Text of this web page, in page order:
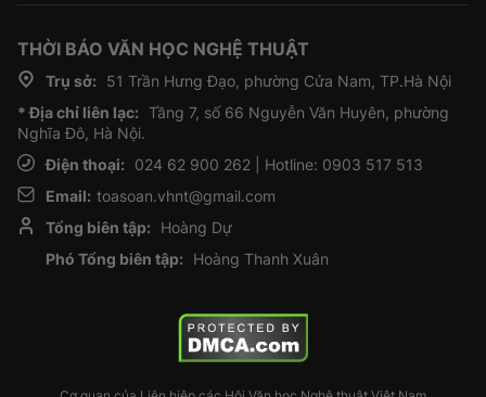
THỜI BÁO VĂN HỌC NGHỆ THUẬT
Trụ sở:
51 Trần Hưng Đạo, phường Cửa Nam, TP.Hà Nội
* Địa chỉ liên lạc: Tầng 7, số 66 Nguyễn Văn Huyên, phường
Nghĩa Đô, Hà Nội.
Điện thoại:
024 62 900 262 | Hotline: 0903 517 513
Email: toasoan.vhnt@gmail.com
Tổng biên tập:
Hoàng Dự
Phó Tổng biên tập:
Hoàng Thanh Xuân